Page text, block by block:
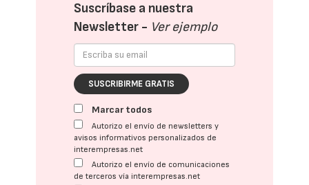
Suscríbase a nuestra
Newsletter - Ver ejemplo
SUSCRIBIRME GRATIS
Marcar todos
Autorizo el envío de newsletters y
avisos informativos personalizados de
interempresas.net
Autorizo el envío de comunicaciones
de terceros vía interempresas.net